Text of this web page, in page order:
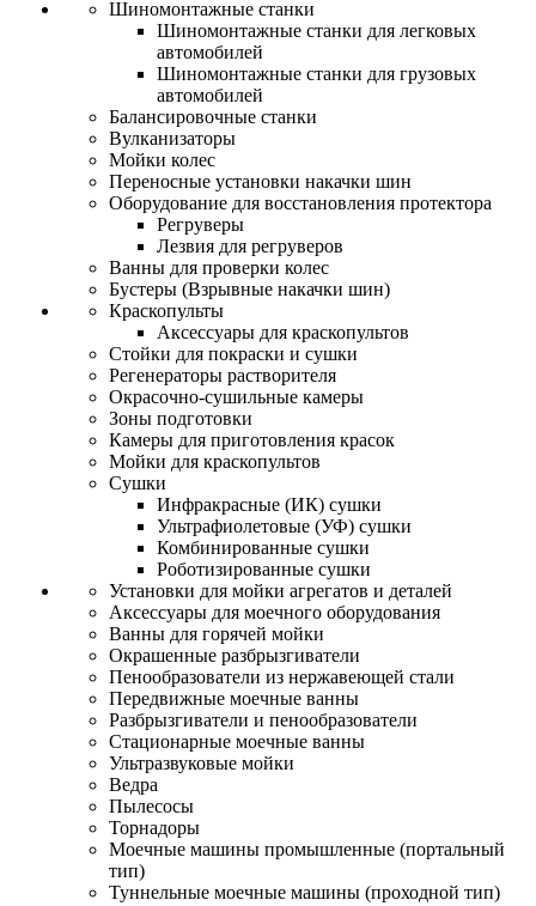
Шиномонтажные станки
Шиномонтажные станки для легковых
автомобилей
Шиномонтажные станки для грузовых
автомобилей
Балансировочные станки
Вулканизаторы
Мойки колес
Переносные установки накачки шин
Оборудование для восстановления протектора
Регруверы
Лезвия для регруверов
Ванны для проверки колес
Бустеры (Взрывные накачки шин)
Краскопульты
Аксессуары для краскопультов
Стойки для покраски и сушки
Регенераторы растворителя
Окрасочно-сушильные камеры
Зоны подготовки
Камеры для приготовления красок
Мойки для краскопультов
Сушки
Инфракрасные (ИК) сушки
Ультрафиолетовые (УФ) сушки
Комбинированные сушки
Роботизированные сушки
Установки для мойки агрегатов и деталей
Аксессуары для моечного оборудования
Ванны для горячей мойки
Окрашенные разбрызгиватели
Пенообразователи из нержавеющей стали
Передвижные моечные ванны
Разбрызгиватели и пенообразователи
Стационарные моечные ванны
Ультразвуковые мойки
Ведра
Пылесосы
Торнадоры
Моечные машины промышленные (портальный
тип)
Туннельные моечные машины (проходной тип)